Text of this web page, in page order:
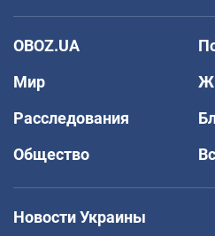
OBOZ.UA
Мир
Расследования
Общество
Новости Украины